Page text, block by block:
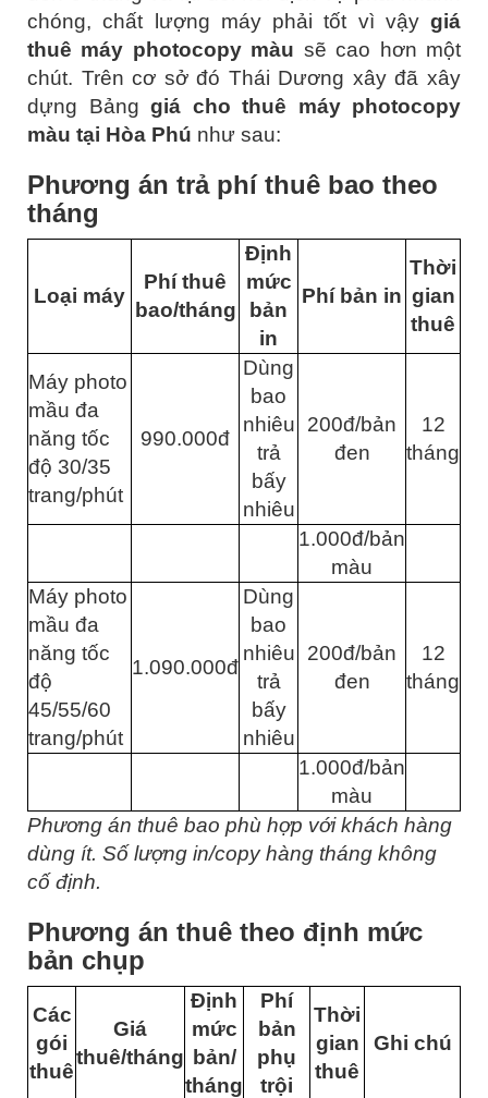
chóng, chất lượng máy phải tốt vì vậy giá
thuê máy photocopy màu sẽ cao hơn một
chút. Trên cơ sở đó Thái Dương xây đã xây
dựng Bảng giá cho thuê máy photocopy
màu tại Hòa Phú như sau:
Phương án trả phí thuê bao theo
tháng
Loại máy
Phí thuê
bao/tháng
Định
mức
bản
in
Phí bản in
Thời
gian
thuê
Máy photo
mầu đa
năng tốc
độ 30/35
trang/phút
990.000đ
Dùng
bao
nhiêu
trả
bấy
nhiêu
200đ/bản
đen
12
tháng
1.000đ/bản
màu
Máy photo
mầu đa
năng tốc
độ
45/55/60
trang/phút
1.090.000đ
Dùng
bao
nhiêu
trả
bấy
nhiêu
200đ/bản
đen
12
tháng
1.000đ/bản
màu
Phương án thuê bao phù hợp với khách hàng
dùng ít. Số lượng in/copy hàng tháng không
cố định.
Phương án thuê theo định mức
bản chụp
Các
gói
thuê
Giá
thuê/tháng
Định
mức
bản/
tháng
Phí
bản
phụ
trội
Thời
gian
thuê
Ghi chú